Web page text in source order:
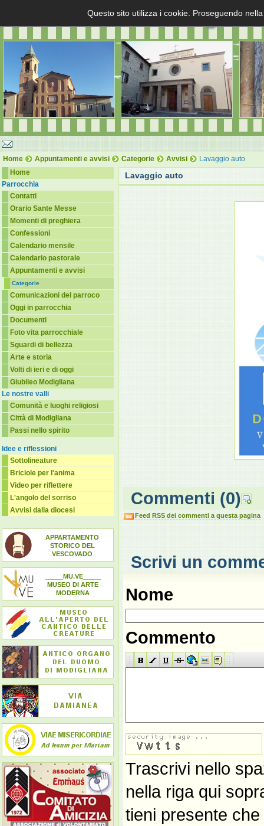
Home Appuntamenti e avvisi Categorie Avvisi
Lavaggio auto
Home
Parrocchia
Contatti
Orario Sante Messe
Momenti di preghiera
Confessioni
Calendario mensile
Calendario pastorale
Appuntamenti e avvisi
Categorie
Comunicazioni del parroco
Oggi in parrocchia
Documenti
Foto vita parrocchiale
Sguardi di bellezza
Arte e storia
Volti di ieri e di oggi
Giubileo Modigliana
Le nostre valli
Comunità e luoghi religiosi
Città di Modigliana
Passi nello spirito
Idee e riflessioni
Sottolineature
Briciole per l'anima
Video per riflettere
L'angolo del sorriso
Avvisi dalla diocesi
APPARTAMENTO
STORICO DEL
VESCOVADO
_____MU.VE_____
MUSEO DI ARTE
MODERNA
Lavaggio auto
Commenti (0)
Feed RSS dei commenti a questa pagina
Scrivi un
Nome
Commento
Trascrivi nello
nella riga qui
tieni presente
Questo sito utilizza i cookie. Proseguendo